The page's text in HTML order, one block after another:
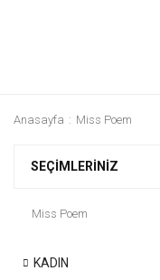
Anasayfa Miss Poem
SEÇIMLERINIZ
Miss Poem
KADIN